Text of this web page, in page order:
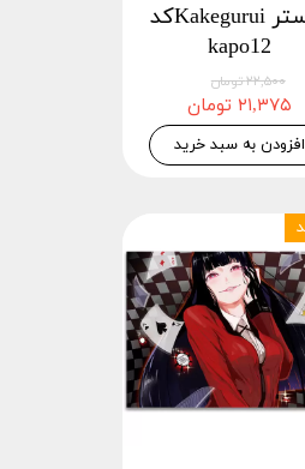
پوستر Kakeguruiکد
kapo12
۲۲,۵۰۰ تومان
۲۱,۳۷۵ تومان
افزودن به سبد خرید